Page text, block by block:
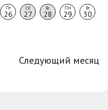
Пт
26
Сб
27
Вс
28
ПН
29
Вт
30
Следующий месяц